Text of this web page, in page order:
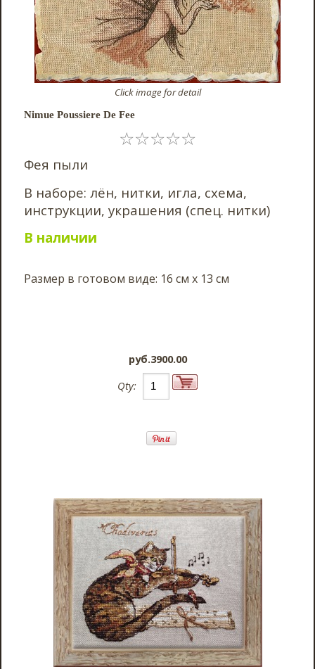
Click image for detail
Nimue Poussiere De Fee
☆☆☆☆☆
Фея пыли
В наборе: лён, нитки, игла, схема,
инструкции, украшения (спец. нитки)
В наличии
Размер в готовом виде: 16 см х 13 см
pyб.3900.00
Qty: